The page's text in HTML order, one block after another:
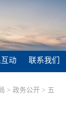
动 联系我们
>政务公开 > 五